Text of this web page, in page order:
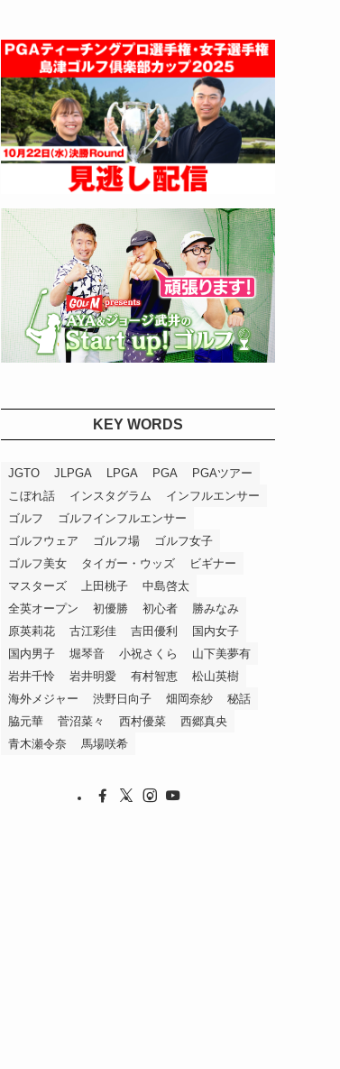
KEY WORDS
JGTO JLPGA LPGA PGA
PGAツアー
こぼれ話
インスタグラム
インフルエンサー
ゴルフ
ゴルフインフルエンサー
ゴルフウェア
ゴルフ場
ゴルフ女子
ゴルフ美女
タイガー・ウッズ
ビギナー
マスターズ
上田桃子
中島啓太
全英オープン
初優勝 初心者
勝みなみ
原英莉花
古江彩佳 吉田優利
国内女子
国内男子
堀琴音 小祝さくら
山下美夢有
岩井千怜
岩井明愛 有村智恵
松山英樹
海外メジャー
渋野日向子 畑岡奈紗
秘話
脇元華
菅沼菜々 西村優菜
西郷真央
青木瀬令奈
馬場咲希